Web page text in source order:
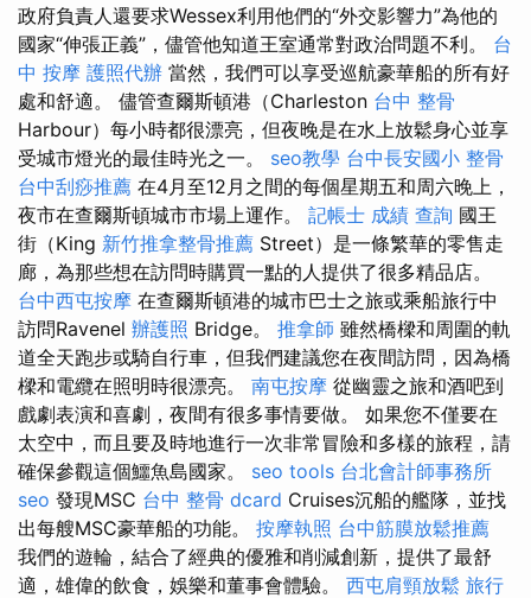
政府負責人還要求Wessex利用他們的“外交影響力”為他的
國家“伸張正義”，儘管他知道王室通常對政治問題不利。 台
中 按摩 護照代辦 當然，我們可以享受巡航豪華船的所有好
處和舒適。 儘管查爾斯頓港（Charleston 台中 整骨
Harbour）每小時都很漂亮，但夜晚是在水上放鬆身心並享
受城市燈光的最佳時光之一。 seo教學 台中長安國小 整骨
台中刮痧推薦 在4月至12月之間的每個星期五和周六晚上，
夜市在查爾斯頓城市市場上運作。 記帳士 成績 查詢 國王
街（King 新竹推拿整骨推薦 Street）是一條繁華的零售走
廊，為那些想在訪問時購買一點的人提供了很多精品店。
台中西屯按摩 在查爾斯頓港的城市巴士之旅或乘船旅行中
訪問Ravenel 辦護照 Bridge。 推拿師 雖然橋樑和周圍的軌
道全天跑步或騎自行車，但我們建議您在夜間訪問，因為橋
樑和電纜在照明時很漂亮。 南屯按摩 從幽靈之旅和酒吧到
戲劇表演和喜劇，夜間有很多事情要做。 如果您不僅要在
太空中，而且要及時地進行一次非常冒險和多樣的旅程，請
確保參觀這個鱷魚島國家。 seo tools 台北會計師事務所
seo 發現MSC 台中 整骨 dcard Cruises沉船的艦隊，並找
出每艘MSC豪華船的功能。 按摩執照 台中筋膜放鬆推薦
我們的遊輪，結合了經典的優雅和削減創新，提供了最舒
適，雄偉的飲食，娛樂和董事會體驗。 西屯肩頸放鬆 旅行